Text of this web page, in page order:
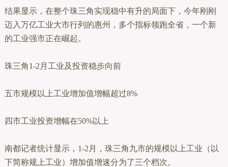
结果显示，在整个珠三角实现稳中有升的局面下，今年刚刚
迈入万亿工业大市行列的惠州，多个指标领跑全省，一个新
的工业强市正在崛起。
珠三角1-2月工业及投资稳步向前
五市规模以上工业增加值增幅超过8%
四市工业投资增幅在50%以上
南都记者统计显示，1-2月，珠三角九市的规模以上工业（以
下简称规上工业）增加值增速分为了三个档次。